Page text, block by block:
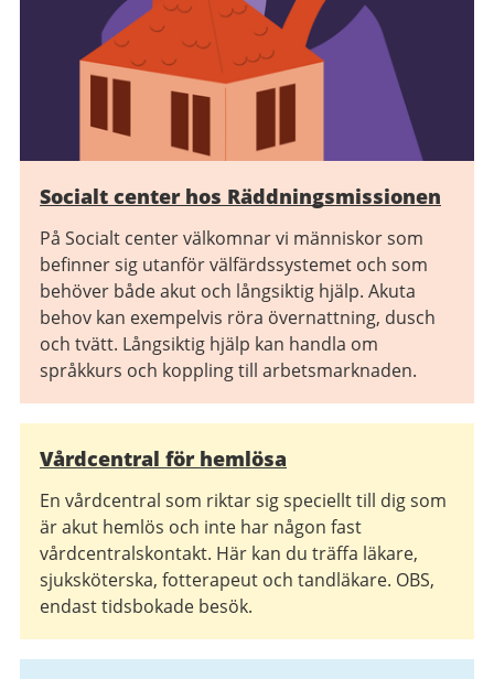
Socialt center hos Räddningsmissionen
På Socialt center välkomnar vi människor som
befinner sig utanför välfärdssystemet och som
behöver både akut och långsiktig hjälp. Akuta
behov kan exempelvis röra övernattning, dusch
och tvätt. Långsiktig hjälp kan handla om
språkkurs och koppling till arbetsmarknaden.
Vårdcentral för hemlösa
En vårdcentral som riktar sig speciellt till dig som
är akut hemlös och inte har någon fast
vårdcentralskontakt. Här kan du träffa läkare,
sjuksköterska, fotterapeut och tandläkare. OBS,
endast tidsbokade besök.